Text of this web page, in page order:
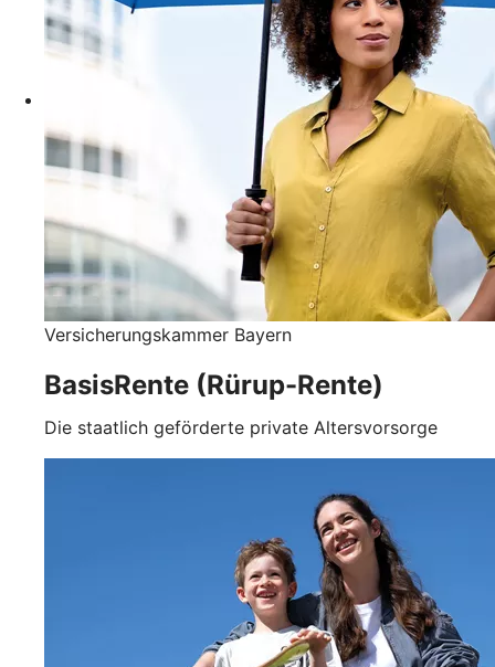
Versicherungskammer Bayern
BasisRente (Rürup-Rente)
Die staatlich geförderte private Altersvorsorge